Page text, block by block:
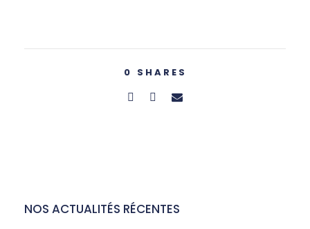
0 SHARES
NOS ACTUALITÉS RÉCENTES